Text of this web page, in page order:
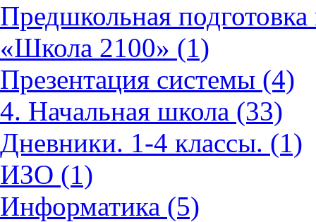
Предшкольная
«Школа 2100» (1)
Презентация системы (4)
4. Начальная школа (33)
Дневники. 1-4 классы. (1)
ИЗО (1)
Информатика (5)